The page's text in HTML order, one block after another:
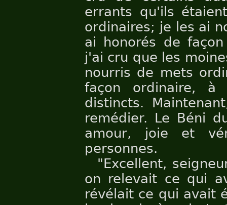
errants qu'ils
ordinaires; je les ai
ai honorés de
j'ai cru que les
nourris de mets
façon ordinaire,
distincts.
remédier. Le Béni
amour, joie et
personnes.
"Excellent,
on relevait ce qui
révélait ce qui avait